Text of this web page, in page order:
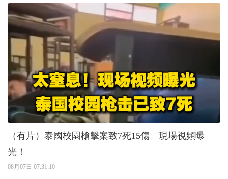
（有片）泰國校園槍擊案致7死15傷 現場視頻曝
光！
08月07日 07:31:10